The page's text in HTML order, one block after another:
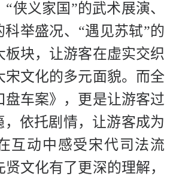
侠义家国”的武术展演、
科举盛况、“遇见苏轼”的
板块，让游客在虚实交织
宋文化的多元面貌。而全
盘车案》，更是让游客过
，依托剧情，让游客成为
互动中感受宋代司法流
文化有了更深的理解，